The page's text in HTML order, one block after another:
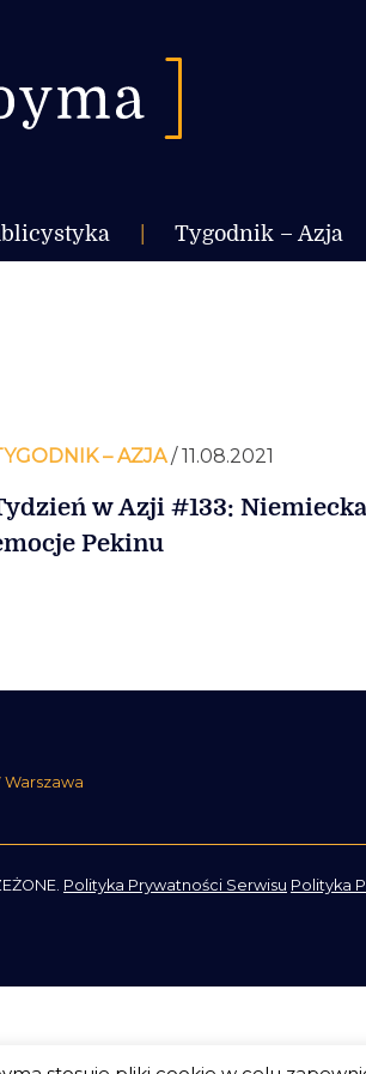
Tygodnik – Azja
– AZJA/ 11.08.2021
w Azji #133:
Pekinu
Warszawa
Polityka Prywatności Serwisu Polityka